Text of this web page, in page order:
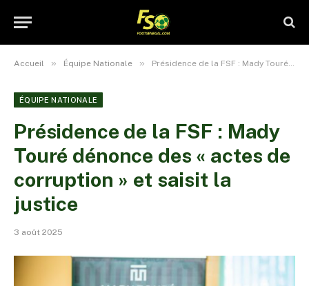
Accueil » Équipe Nationale » Présidence de la FSF : Mady Touré dénonce des « actes de corruption » et saisit la justice
ÉQUIPE NATIONALE
Présidence de la FSF : Mady
Touré dénonce des « actes de
corruption » et saisit la
justice
3 août 2025